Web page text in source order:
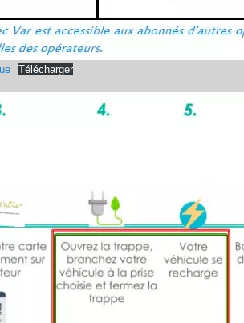
Télécharger